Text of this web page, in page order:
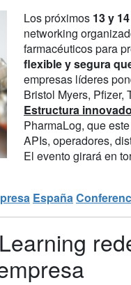
Los próximos 13 y
networking
farmacéuticos para
flexible y segura
empresas líderes
Bristol Myers, Pfizer,
Estructura
PharmaLog, que
APIs, operadores,
El evento girará en
España